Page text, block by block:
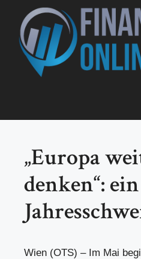
Inhalt
springen
„Europa
denken“:
Wien (OTS) – Im Mai